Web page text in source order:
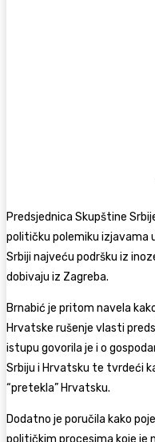
Predsjednica Skupštine
političku polemiku izjavama
Srbiji najveću podršku iz
dobivaju iz Zagreba.
Brnabić je pritom navela
Hrvatske rušenje vlasti
istupu govorila je i o
Srbiju i Hrvatsku te tvrdeći
“pretekla” Hrvatsku.
Dodatno je poručila kako
političkim procesima koje je